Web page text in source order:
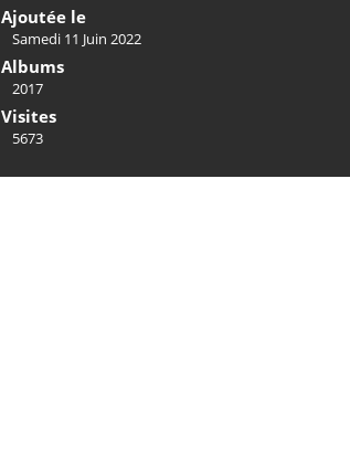
Ajoutée le
Samedi 11 Juin 2022
Albums
2017
Visites
5673